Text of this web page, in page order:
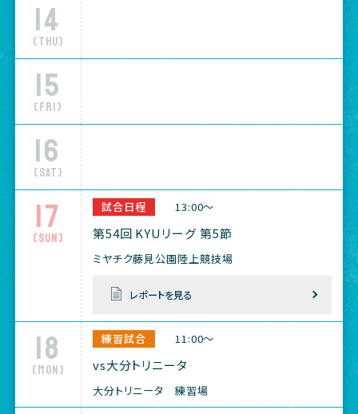
14
(Thu)
15
(Fri)
16
(Sat)
17
(Sun)
試合日程 13:00～
第54回 KYUリーグ 第5節
ミヤチク藤見公園陸上競技場
レポートを見る
18
(Mon)
練習試合 11:00～
vs大分トリニータ
大分トリニータ 練習場